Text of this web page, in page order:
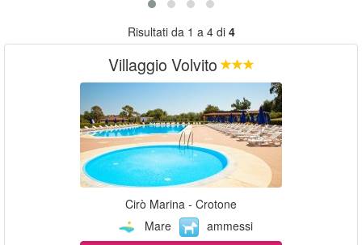
Risultati da 1 a 4 di 4
Villaggio Volvito
Cirò Marina - Crotone
Mare
ammessi